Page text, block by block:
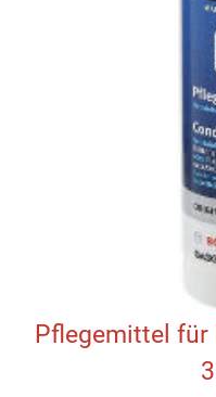
Pflegemittel für